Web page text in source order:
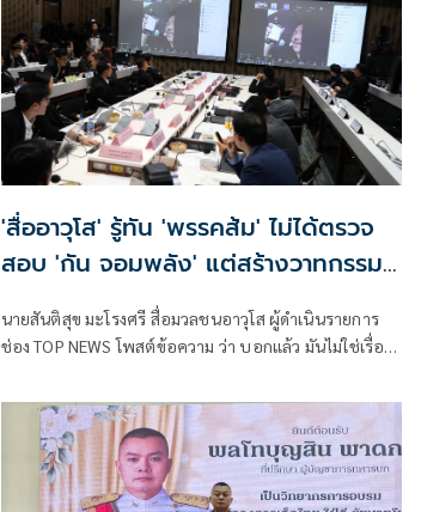
งาน
'สื่ออาวุโส' รู้ทัน 'พรรคส้ม' ไม่ได้ตรวจ
สอบ 'กัน จอมพลัง' แต่สร้างวาทกรรม
'ทหารมีไว้ทำไม' คืนให้ได้
นายสันติสุข มะโรงศรี สื่อมวลชนอาวุโส ผู้ดำเนินรายการ
ช่อง TOP NEWS โพสต์ข้อความ ว่า บอกแล้ว มันไม่ใช่เรื่อง